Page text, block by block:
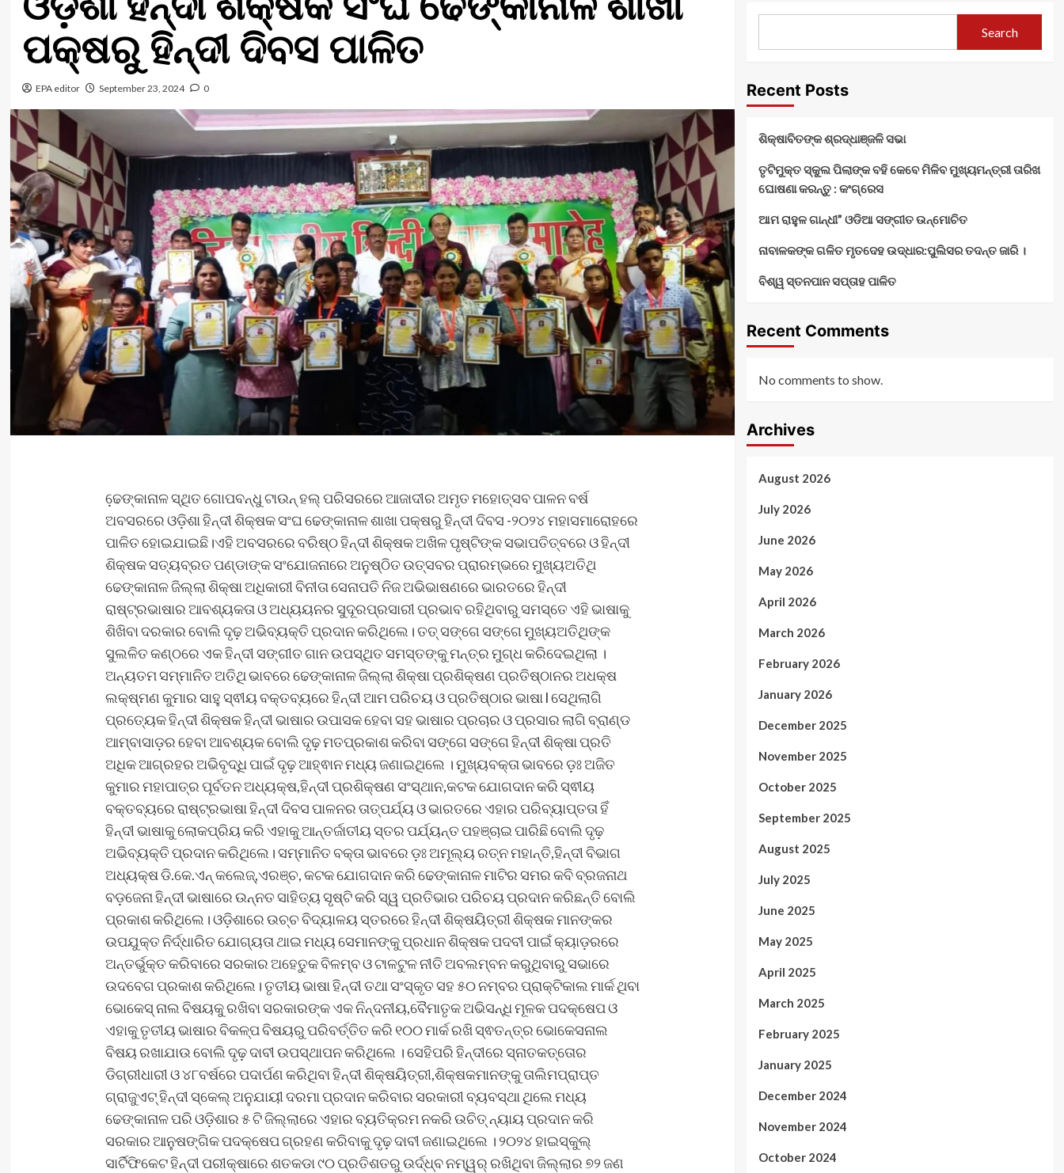
ପକ୍ଷରୁ ହିନ୍ଦୀ ଦିବସ ପାଳିତ
EPA editor September 23, 2024 0
ଢେ଼ଙ୍କାନାଳ ସ୍ଥିତ ଗୋପବନ୍ଧୁ ଟାଉନ୍ ହଲ୍ ପରିସରରେ ଆଜାଦୀର ଅମୃତ ମହୋତ୍ସବ ପାଳନ ବର୍ଷ
ଅବସରରେ ଓଡ଼ିଶା ହିନ୍ଦୀ ଶିକ୍ଷକ ସଂଘ ଢେଙ୍କାନାଳ ଶାଖା ପକ୍ଷରୁ ହିନ୍ଦୀ ଦିବସ -୨୦୨୪ ମହାସମାରୋହରେ
ପାଳିତ ହୋଇଯାଇଛି।ଏହି ଅବସରରେ ବରିଷ୍ଠ ହିନ୍ଦୀ ଶିକ୍ଷକ ଅଖିଳ ପୃଷ୍ଟିଙ୍କ ସଭାପତିତ୍ବରେ ଓ ହିନ୍ଦୀ
ଶିକ୍ଷକ ସତ୍ୟବ୍ରତ ପଣ୍ଡାଙ୍କ ସଂଯୋଜନାରେ ଅନୁଷ୍ଠିତ ଉତ୍ସବର ପ୍ରାରମ୍ଭରେ ମୁଖ୍ୟଅତିଥି
ଢେଙ୍କାନାଳ ଜିଲ୍ଲା ଶିକ୍ଷା ଅଧିକାରୀ ବିନୀତା ସେନାପତି ନିଜ ଅଭିଭାଷଣରେ ଭାରତରେ ହିନ୍ଦୀ
ରାଷ୍ଟ୍ରଭାଷାର ଆବଶ୍ୟକତା ଓ ଅଧ୍ୟୟନର ସୁଦୂରପ୍ରସାରୀ ପ୍ରଭାବ ରହିଥିବାରୁ ସମସ୍ତେ ଏହି ଭାଷାକୁ
ଶିଖିବା ଦରକାର ବୋଲି ଦୃଢ଼ ଅଭିବ୍ୟକ୍ତି ପ୍ରଦାନ କରିଥିଲେ। ତତ୍ ସଙ୍ଗେ ସଙ୍ଗେ ମୁଖ୍ୟଅତିଥିଙ୍କ
ସୁଲଳିତ କଣ୍ଠରେ ଏକ ହିନ୍ଦୀ ସଙ୍ଗୀତ ଗାନ ଉପସ୍ଥିତ ସମସ୍ତଙ୍କୁ ମନ୍ତ୍ର ମୁଗ୍ଧ କରିଦେଇଥିଲା ।
ଅନ୍ୟତମ ସମ୍ମାନିତ ଅତିଥି ଭାବରେ ଢେଙ୍କାନାଳ ଜିଲ୍ଲା ଶିକ୍ଷା ପ୍ରଶିକ୍ଷଣ ପ୍ରତିଷ୍ଠାନର ଅଧକ୍ଷ
ଲକ୍ଷ୍ମଣ କୁମାର ସାହୁ ସ୍ଵୀୟ ବକ୍ତବ୍ୟରେ ହିନ୍ଦୀ ଆମ ପରିଚୟ ଓ ପ୍ରତିଷ୍ଠାର ଭାଷା l ସେଥିଲାଗି
ପ୍ରତ୍ୟେକ ହିନ୍ଦୀ ଶିକ୍ଷକ ହିନ୍ଦୀ ଭାଷାର ଉପାସକ ହେବା ସହ ଭାଷାର ପ୍ରଚାର ଓ ପ୍ରସାର ଲାଗି ବ୍ରାଣ୍ଡ
ଆମ୍ବାସାଡ଼ର ହେବା ଆବଶ୍ୟକ ବୋଲି ଦୃଢ଼ ମତପ୍ରକାଶ କରିବା ସଙ୍ଗେ ସଙ୍ଗେ ହିନ୍ଦୀ ଶିକ୍ଷା ପ୍ରତି
ଅଧିକ ଆଗ୍ରହର ଅଭିବୃଦ୍ଧି ପାଇଁ ଦୃଢ଼ ଆହ୍ଵାନ ମଧ୍ୟ ଜଣାଇଥିଲେ । ମୁଖ୍ୟବକ୍ତା ଭାବରେ ଡ଼ଃ ଅଜିତ
କୁମାର ମହାପାତ୍ର ପୂର୍ବତନ ଅଧ୍ୟକ୍ଷ,ହିନ୍ଦୀ ପ୍ରଶିକ୍ଷଣ ସଂସ୍ଥାନ,କଟକ ଯୋଗଦାନ କରି ସ୍ଵୀୟ
ବକ୍ତବ୍ୟରେ ରାଷ୍ଟ୍ରଭାଷା ହିନ୍ଦୀ ଦିବସ ପାଳନର ତାତ୍ପର୍ଯ୍ୟ ଓ ଭାରତରେ ଏହାର ପରିବ୍ୟାପ୍ତତା ହିଁ
ହିନ୍ଦୀ ଭାଷାକୁ ଲୋକପ୍ରିୟ କରି ଏହାକୁ ଆନ୍ତର୍ଜାତୀୟ ସ୍ତର ପର୍ଯ୍ୟନ୍ତ ପହଞ୍ଚାଇ ପାରିଛି ବୋଲି ଦୃଢ଼
ଅଭିବ୍ୟକ୍ତି ପ୍ରଦାନ କରିଥିଲେ। ସମ୍ମାନିତ ବକ୍ତା ଭାବରେ ଡ଼ଃ ଅମୂଲ୍ୟ ରତ୍ନ ମହାନ୍ତି,ହିନ୍ଦୀ ବିଭାଗ
ଅଧ୍ୟକ୍ଷ ଡି.କେ.ଏନ୍ କଲେଜ୍,ଏରଞ୍ଚ, କଟକ ଯୋଗଦାନ କରି ଢେଙ୍କାନାଳ ମାଟିର ସମର କବି ବ୍ରଜନାଥ
ବଡ଼ଜେନା ହିନ୍ଦୀ ଭାଷାରେ ଉନ୍ନତ ସାହିତ୍ୟ ସୃଷ୍ଟି କରି ସ୍ୱ ପ୍ରତିଭାର ପରିଚୟ ପ୍ରଦାନ କରିଛନ୍ତି ବୋଲି
ପ୍ରକାଶ କରିଥିଲେ। ଓଡ଼ିଶାରେ ଉଚ୍ଚ ବିଦ୍ୟାଳୟ ସ୍ତରରେ ହିନ୍ଦୀ ଶିକ୍ଷୟିତ୍ରୀ ଶିକ୍ଷକ ମାନଙ୍କର
ଉପଯୁକ୍ତ ନିର୍ଦ୍ଧାରିତ ଯୋଗ୍ୟତା ଥାଇ ମଧ୍ୟ ସେମାନଙ୍କୁ ପ୍ରଧାନ ଶିକ୍ଷକ ପଦବୀ ପାଇଁ କ୍ୟାଡ଼ରରେ
ଅନ୍ତର୍ଭୁକ୍ତ କରିବାରେ ସରକାର ଅହେତୁକ ବିଳମ୍ବ ଓ ଟାଳଟୁଳ ନୀତି ଅବଲମ୍ବନ କରୁଥିବାରୁ ସଭାରେ
ଉଦବେଗ ପ୍ରକାଶ କରିଥିଲେ। ତୃତୀୟ ଭାଷା ହିନ୍ଦୀ ତଥା ସଂସ୍କୃତ ସହ ୫୦ ନମ୍ବର ପ୍ରାକ୍ଟିକାଲ ମାର୍କ ଥିବା
ଭୋକେସ୍ ନାଲ ବିଷୟକୁ ରଖିବା ସରକାରଙ୍କ ଏକ ନିନ୍ଦନୀୟ,ବୈମାତୃକ ଅଭିସନ୍ଧି ମୂଳକ ପଦକ୍ଷେପ ଓ
ଏହାକୁ ତୃତୀୟ ଭାଷାର ବିକଳ୍ପ ବିଷୟରୁ ପରିବର୍ତ୍ତିତ କରି ୧୦୦ ମାର୍କ ରଖି ସ୍ଵତନ୍ତ୍ର ଭୋକେସନାଲ
ବିଷୟ ରଖାଯାଉ ବୋଲି ଦୃଢ଼ ଦାବୀ ଉପସ୍ଥାପନ କରିଥିଲେ । ସେହିପରି ହିନ୍ଦୀରେ ସ୍ନାତକତ୍ତୋର
ଡିଗ୍ରୀଧାରୀ ଓ ୪୮ବର୍ଷରେ ପଦାର୍ପଣ କରିଥିବା ହିନ୍ଦୀ ଶିକ୍ଷୟିତ୍ରୀ,ଶିକ୍ଷକମାନଙ୍କୁ ତାଲିମପ୍ରାପ୍ତ
ଗ୍ରାଜୁଏଟ୍ ହିନ୍ଦୀ ସ୍କେଲ୍ ଅନୁଯାୟୀ ଦରମା ପ୍ରଦାନ କରିବାର ସରକାରୀ ବ୍ୟବସ୍ଥା ଥିଲେ ମଧ୍ୟ
ଢେଙ୍କାନାଳ ପରି ଓଡ଼ିଶାର ୫ ଟି ଜିଲ୍ଲାରେ ଏହାର ବ୍ୟତିକ୍ରମ ନକରି ଉଚିତ୍ ନ୍ୟାୟ ପ୍ରଦାନ କରି
ସରକାର ଆନୁଷଙ୍ଗିକ ପଦକ୍ଷେପ ଗ୍ରହଣ କରିବାକୁ ଦୃଢ଼ ଦାବୀ ଜଣାଇଥିଲେ । ୨୦୨୪ ହାଇସ୍କୁଲ୍
ସାର୍ଟିଫିକେଟ ହିନ୍ଦୀ ପରୀକ୍ଷାରେ ଶତକଡା ୯୦ ପ୍ରତିଶତରୁ ଉର୍ଦ୍ଧ୍ବ ନମ୍ୱର୍ ରଖିଥିବା ଜିଲ୍ଲାର ୭୨ ଜଣ
Search
Recent Posts
ଶିକ୍ଷାବିତଙ୍କ ଶ୍ରଦ୍ଧାଞ୍ଜଳି ସଭା
ତୃଟିମୁକ୍ତ ସ୍କୁଲ ପିଲାଙ୍କ ବହି କେବେ ମିଳିବ ମୁଖ୍ୟମନ୍ତ୍ରୀ ତାରିଖ
ଘୋଷଣା କରନ୍ତୁ : କଂଗ୍ରେସ
ଆମ ରାହୁଳ ଗାନ୍ଧୀ” ଓଡିଆ ସଙ୍ଗୀତ ଉନ୍ମୋଚିତ
ନାବାଳକଙ୍କ ଗଳିତ ମୃତଦେହ ଉଦ୍ଧାର:ପୁଲିସର ତଦନ୍ତ ଜାରି ।
ବିଶ୍ୱ ସ୍ତନପାନ ସପ୍ତାହ ପାଳିତ
Recent Comments
No comments to show.
Archives
August 2026
July 2026
June 2026
May 2026
April 2026
March 2026
February 2026
January 2026
December 2025
November 2025
October 2025
September 2025
August 2025
July 2025
June 2025
May 2025
April 2025
March 2025
February 2025
January 2025
December 2024
November 2024
October 2024